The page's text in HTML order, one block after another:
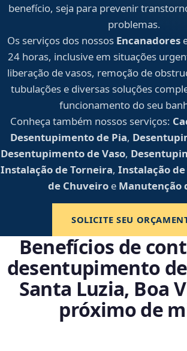
benefício, seja para prevenir
problemas.
Os serviços dos nossos Encanadores
24 horas, inclusive em situações
liberação de vasos, remoção de
tubulações e diversas soluções
funcionamento do seu
Conheça também nossos serviços:
Desentupimento de Pia,
Desentupimento de Vaso,
Instalação de Torneira, Instalação de
de Chuveiro e Manutenção
SOLICITE SEU
Benefícios de
desentupimento
Santa Luzia, Boa
próximo de